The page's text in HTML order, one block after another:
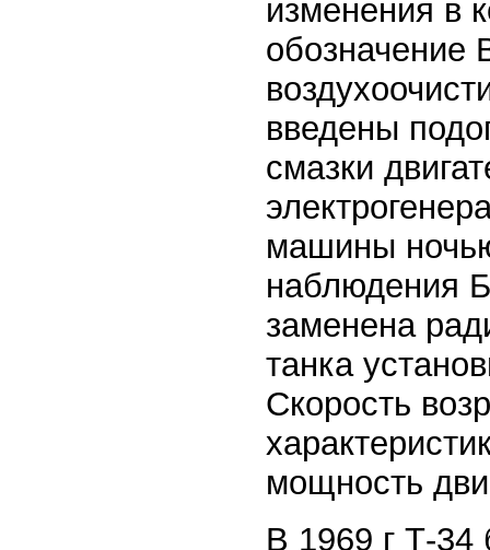
изменения в
обозначение
введены
смазки
машины
наблюдения
заменена
танка
Скорость
мощность
В 1969 г Т-